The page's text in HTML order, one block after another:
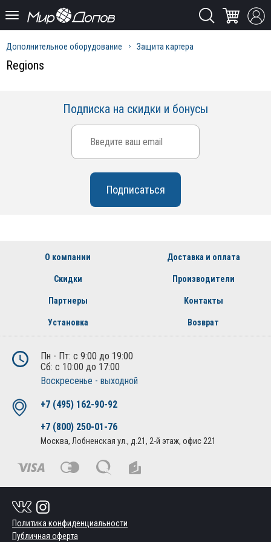
Дополнительное оборудование Защита картера
Regions
Подписка на скидки и бонусы
О компании Доставка и оплата
Скидки Производители
Партнеры Контакты
Установка Возврат
Пн - Пт: с 9:00 до 19:00
Сб: с 10:00 до 17:00
Воскресенье - выходной
+7 (495) 162-90-92
+7 (800) 250-01-76
Москва, Лобненская ул., д.21, 2-й этаж, офис 221
Политика конфиденциальности
Публичная оферта